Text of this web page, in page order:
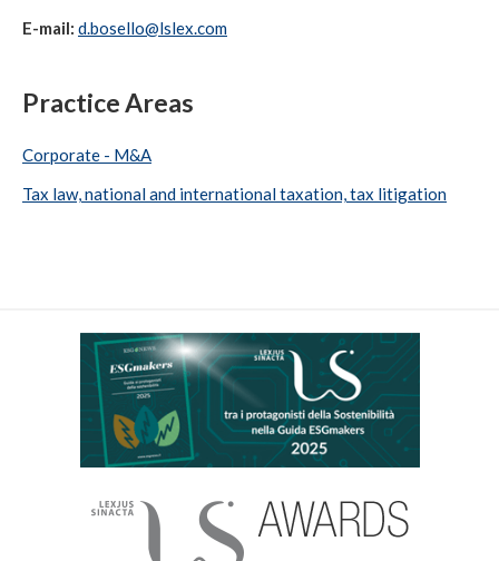
E-mail: d.bosello@lslex.com
Practice Areas
Corporate - M&A
Tax law, national and international taxation, tax litigation